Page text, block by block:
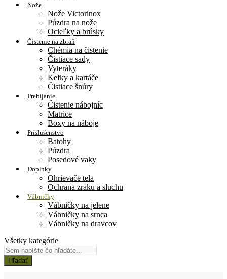
Nože
Nože Victorinox
Púzdra na nože
Ocieľky a brúsky
Čistenie na zbraň
Chémia na čistenie
Čistiace sady
Vyteráky
Kefky a kartáče
Čistiace šnúry
Prebíjanie
Čistenie nábojníc
Matrice
Boxy na náboje
Príslušenstvo
Batohy
Púzdra
Posedové vaky
Doplnky
Ohrievače tela
Ochrana zraku a sluchu
Vábničky
Vábničky na jelene
Vábničky na srnca
Vábničky na dravcov
Všetky kategórie
Hľadať